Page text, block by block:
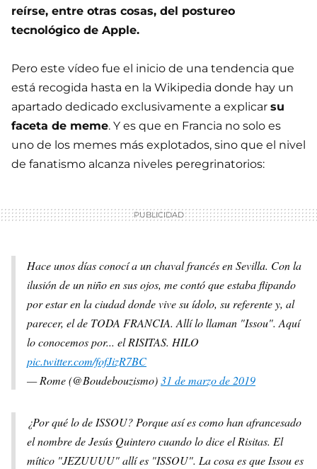
reírse, entre otras cosas, del postureo
tecnológico de Apple.
Pero este vídeo fue el inicio de una tendencia que
está recogida hasta en la Wikipedia donde hay un
apartado dedicado exclusivamente a explicar su
faceta de meme. Y es que en Francia no solo es
uno de los memes más explotados, sino que el nivel
de fanatismo alcanza niveles peregrinatorios:
Hace unos días conocí a un chaval francés en Sevilla. Con la
ilusión de un niño en sus ojos, me contó que estaba flipando
por estar en la ciudad donde vive su ídolo, su referente y, al
parecer, el de TODA FRANCIA. Allí lo llaman "Issou". Aquí
lo conocemos por... el RISITAS. HILO
pic.twitter.com/fofJizR7BC
— Rome (@Boudebouzismo)31 de marzo de 2019
¿Por qué lo de ISSOU? Porque así es como han afrancesado
el nombre de Jesús Quintero cuando lo dice el Risitas. El
mítico "JEZUUUU" allí es "ISSOU". La cosa es que Issou es